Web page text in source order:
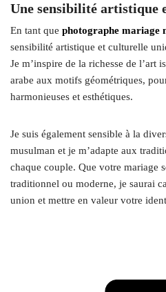
Une sensibilité artistique
En tant que photographe mariage
sensibilité artistique et culturelle
Je m’inspire de la richesse de l’art
arabe aux motifs géométriques,
harmonieuses et esthétiques.
Je suis également sensible à la
musulman et je m’adapte aux
chaque couple. Que votre mariage
traditionnel ou moderne, je saurai
union et mettre en valeur votre